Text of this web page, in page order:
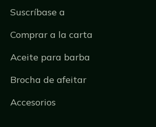
Suscríbase a
Comprar a la carta
Aceite para barba
Brocha de afeitar
Accesorios